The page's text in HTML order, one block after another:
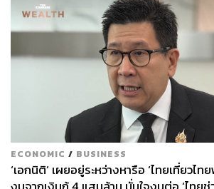
ไม่มีการปักธง ไม่มีการตะโกนโห่ร้องด้วย
ประโยคสั้นๆ “มันวิเศษมากจริงๆ” ที่อเล็ก
ด้วยน้ำเสียงแผ่วเบา หลังจากใช้เวลา 3 ชั่ว
การต่อสู้กับผาหินแกรนิตที่ยิ่งใหญ่ที่สุดในโ
ที่จะหยิบโทรศัพท์มาคุยกับแฟนสาวราวกับ
ขึ้นเป็นเพียงเหตุการณ์ธรรมดาในชีวิตปร
สำหรับคนที่ทุ่มเททั้งชีวิตให้กับการปีนเขา
วินาทีบนหินผาคงให้ความรู้สึกไม่ต่างจาก
หนึ่งที่ต้องทำเป็นเรื่องปกติ การพิชิตเอล
ECONOMIC / BUSINESS
‘เอกนิติ’ เผยอยู่ระหว่างหารือ ‘ไทยเที่ยวไ